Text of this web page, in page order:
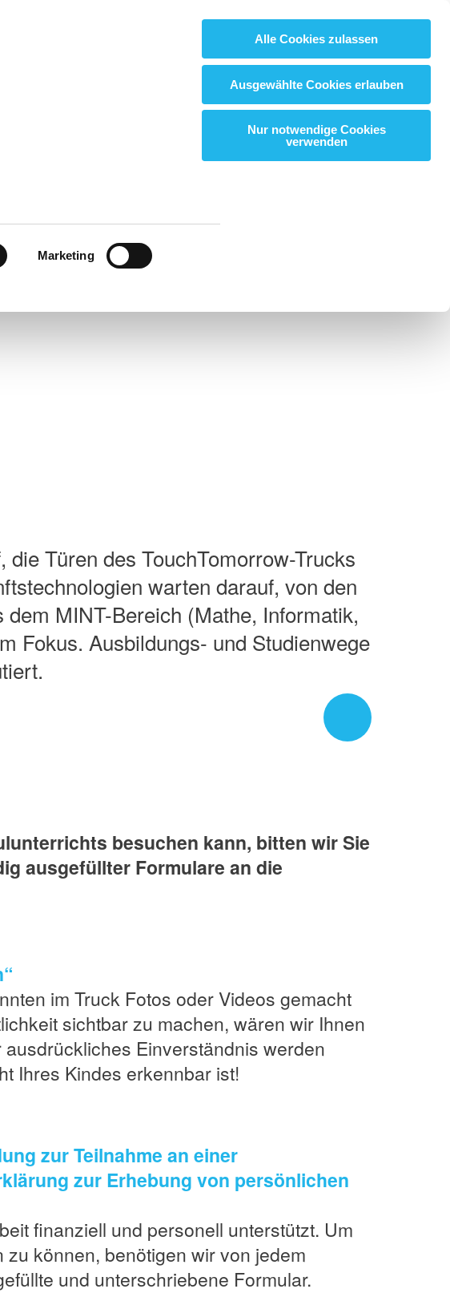
Marketing
Alle Cookies zulassen
Ausgewählte Cookies erlauben
Nur notwendige Cookies
verwenden
LOGIN Suchbegriff:
LOGIN Suchbegriff:
Türen des TouchTomorrow-Trucks
warten darauf, von den
MINT-Bereich (Mathe, Informatik,
Fokus. Ausbildungs- und Studienwege
Next
besuchen kann, bitten wir Sie
ausgefüllter Formulare an die
im Truck Fotos oder Videos gemacht
sichtbar zu machen, wären wir Ihnen
Einverständnis werden
Ihres Kindes erkennbar ist!
zur Teilnahme an einer
zur Erhebung von persönlichen
finanziell und personell unterstützt. Um
können, benötigen wir von jedem
und unterschriebene Formular.